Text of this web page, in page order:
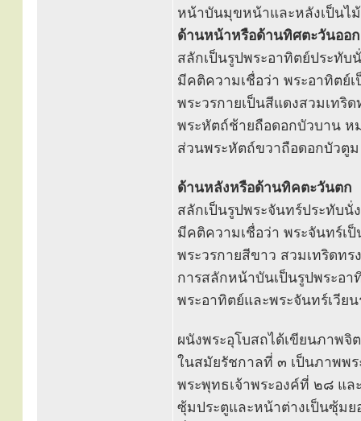
หน้าบันมุขหน้าและหลังเป็นไ
ด้านหน้าหรือด้านทิศตะวันออก
สลักเป็นรูปพระอาทิตย์ประทั
มีคติความเชื่อว่า พระอาทิตย์
พระวรกายเป็นสีแดงสวมเทริ
พระหัตถ์ช้ายถือดอกบัวบาน ห
ส่วนพระหัตถ์ขวาถือดอกบัวตู
ด้านหลังหรือด้านทิคตะวันตก
สลักเป็นรูปพระจันทร์ประทับ
มีคติความเชื่อว่า พระจันทร์เ
พระวรกายสีขาว สวมเทริดท
การสลักหน้าบันเป็นรูปพระอ
พระอาทิตย์และพระจันทร์เวีย
ผนังพระอุโบสถได้เขียนภาพจิ
ในสมัยรัชกาลที่ ๓ เป็นภาพพ
พระพุทธเจ้าพระองค์ที่ ๒๘ แล
ซุ้มประตูและหน้าต่างเป็นซุ้ม